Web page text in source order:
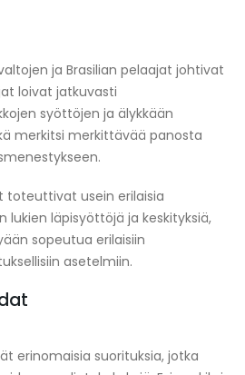
ja Brasilian pelaajat johtivat
loivat jatkuvasti
syöttöjen ja älykkään
merkitsi merkittävää panosta
toteuttivat usein erilaisia
läpisyöttöjä ja keskityksiä,
sopeutua erilaisiin
asetelmiin.
erinomaisia suorituksia, jotka